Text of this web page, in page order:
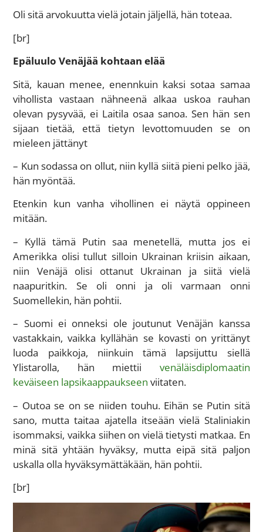
Oli sitä arvokuutta vielä jotain jäljellä, hän toteaa.
[br]
Epäluulo Venäjää kohtaan elää
Sitä, kauan menee, enennkuin kaksi sotaa samaa
vihollista vastaan nähneenä alkaa uskoa rauhan
olevan pysyvää, ei Laitila osaa sanoa. Sen hän sen
sijaan tietää, että tietyn levottomuuden se on
mieleen jättänyt
– Kun sodassa on ollut, niin kyllä siitä pieni pelko jää,
hän myöntää.
Etenkin kun vanha vihollinen ei näytä oppineen
mitään.
– Kyllä tämä Putin saa menetellä, mutta jos ei
Amerikka olisi tullut silloin Ukrainan kriisin aikaan,
niin Venäjä olisi ottanut Ukrainan ja siitä vielä
naapuritkin. Se oli onni ja oli varmaan onni
Suomellekin, hän pohtii.
– Suomi ei onneksi ole joutunut Venäjän kanssa
vastakkain, vaikka kyllähän se kovasti on yrittänyt
luoda paikkoja, niinkuin tämä lapsijuttu siellä
Ylistarolla, hän miettii venäläisdiplomaatin
keväiseen lapsikaappaukseen viitaten.
– Outoa se on se niiden touhu. Eihän se Putin sitä
sano, mutta taitaa ajatella itseään vielä Staliniakin
isommaksi, vaikka siihen on vielä tietysti matkaa. En
minä sitä yhtään hyväksy, mutta eipä sitä paljon
uskalla olla hyväksymättäkään, hän pohtii.
[br]